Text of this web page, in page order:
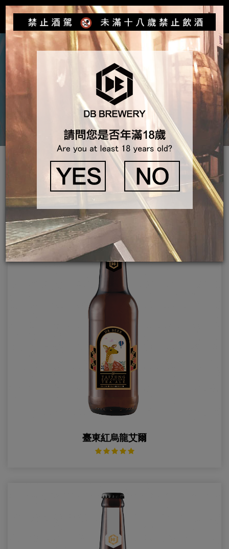
Toggle
產品介紹 臺灣精釀啤酒系列
臺灣精釀啤酒系列
臺東紅烏龍艾爾